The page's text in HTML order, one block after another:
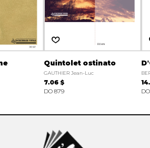
Quintolet ostinato
GAUTHIER Jean-Luc
7.06 $
DO 879